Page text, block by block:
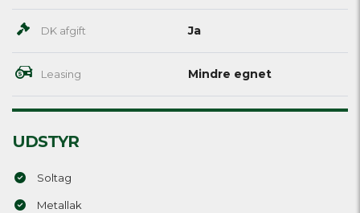
DK afgift Ja
Leasing Mindre egnet
UDSTYR
Soltag
Metallak